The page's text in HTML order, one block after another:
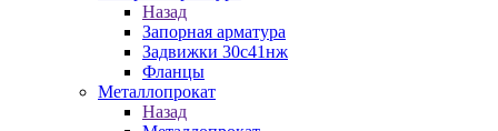
Назад
Запорная арматура
Задвижки 30с41нж
Фланцы
Металлопрокат
Назад